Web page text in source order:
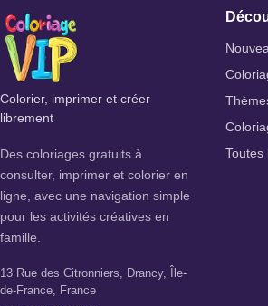
Colorier, imprimer et créer
librement
Des coloriages gratuits à
consulter, imprimer et colorier en
ligne, avec une navigation simple
pour les activités créatives en
famille.
13 Rue des Citronniers, Drancy, Île-
de-France, France
Toutes